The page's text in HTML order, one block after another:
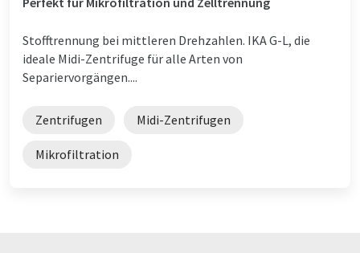
Stofftrennung bei mittleren Drehzahlen. IKA G-L, die
ideale Midi-Zentrifuge für alle Arten von
Separiervorgängen....
Zentrifugen Midi-Zentrifugen
Mikrofiltration